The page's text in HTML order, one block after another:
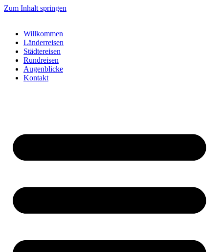
Zum Inhalt springen
Willkommen
Länderreisen
Städtereisen
Rundreisen
Augenblicke
Kontakt